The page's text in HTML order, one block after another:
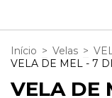
Início > Velas >
VELA DE MEL - 7
VELA DE